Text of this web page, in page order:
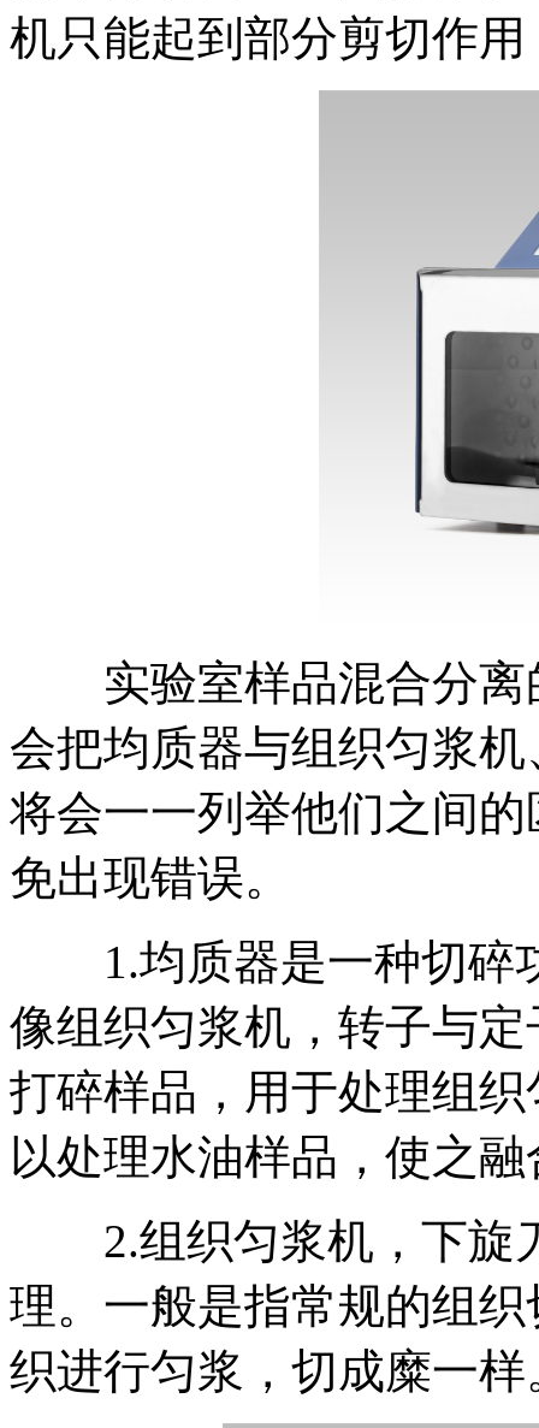
机只能起到部分剪切作
实验室样品混合分离
会把均质器与组织匀浆
将会一一列举他们之间
免出现错误。
1.均质器是一种切碎
像组织匀浆机，转子与
打碎样品，用于处理组
以处理水油样品，使之融
2.组织匀浆机，下旋
理。一般是指常规的组
织进行匀浆，切成糜一